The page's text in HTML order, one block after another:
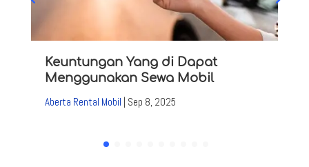
Keuntungan Yang di Dapat
Menggunakan Sewa Mobil
Aberta Rental Mobil | Sep 8, 2025